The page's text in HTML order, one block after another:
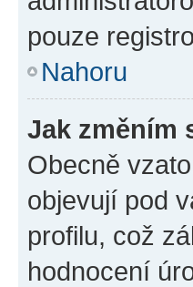
pouze
Nahoru
Jak změním
Obecně
objevují pod
profilu, což
hodnocení